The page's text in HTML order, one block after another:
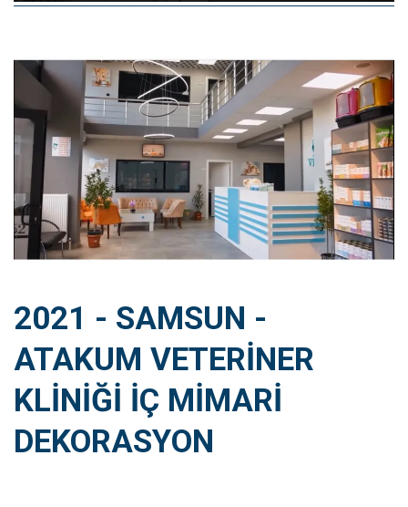
2021 - SAMSUN -
ATAKUM VETERINER
KLINIĞI İÇ MIMARI
DEKORASYON